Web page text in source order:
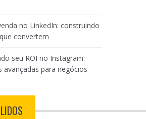
no LinkedIn: construindo
convertem
seu ROI no Instagram:
avançadas para negócios